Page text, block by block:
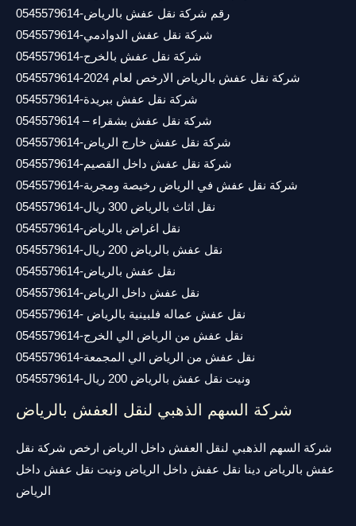
رقم شركة نقل عفش بالرياض-0545579614
شركة نقل عفش الدوادمي-0545579614
شركة نقل عفش بالخرج-0545579614
شركة نقل عفش بالرياض الارخص لعام 2024-0545579614
شركة نقل عفش ببريدة-0545579614
شركة نقل عفش بشقراء – 0545579614
شركة نقل عفش خارج الرياض-0545579614
شركة نقل عفش داخل القصيم-0545579614
شركة نقل عفش في الرياض رخيصة ومجربة-0545579614
نقل اثاث بالرياض 300 ريال-0545579614
نقل اغراض بالرياض-0545579614
نقل عفش بالرياض 200 ريال-0545579614
نقل عفش بالرياض-0545579614
نقل عفش داخل الرياض-0545579614
نقل عفش عماله فلبينية بالرياض -0545579614
نقل عفش من الرياض الي الخرج-0545579614
نقل عفش من الرياض الي المجمعة-0545579614
ونيت نقل عفش بالرياض 200 ريال-0545579614
شركة السهم الذهبي لنقل العفش بالرياض
شركة السهم الذهبي لنقل العفش داخل الرياض ارخص شركة نقل
عفش بالرياض دينا نقل عفش داخل الرياض ونيت نقل عفش داخل
الرياض